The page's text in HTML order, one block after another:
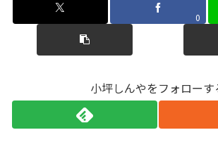
0
小坪しんやをフォローす